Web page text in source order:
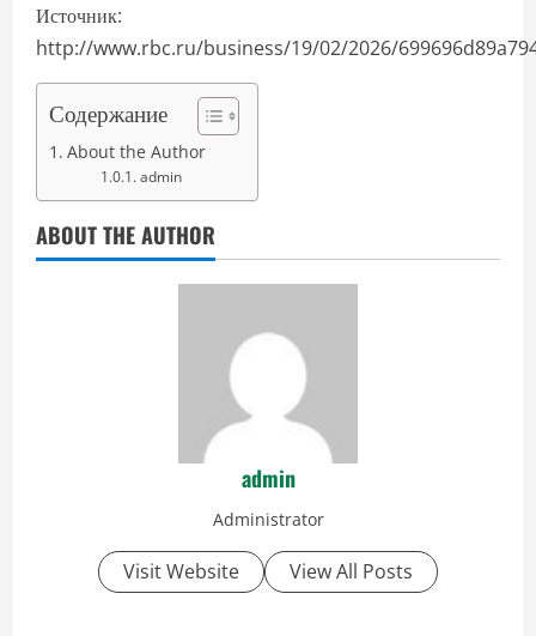
Источник:
http://www.rbc.ru/business/19/02/2026/
Содержание
About the Author
admin
ABOUT THE AUTHOR
admin
Administrator
Visit Website View All Posts